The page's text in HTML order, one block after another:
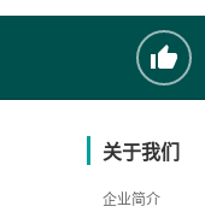
关于我们
企业简介